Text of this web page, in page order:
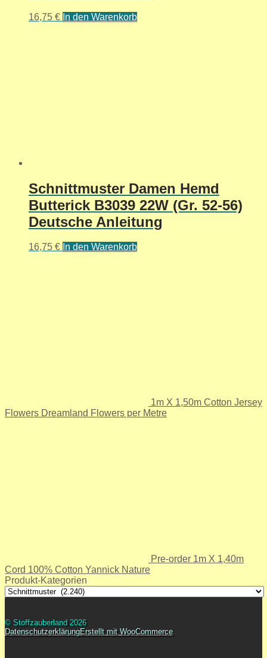
16,75 € In den Warenkorb
Schnittmuster Damen Hemd
Butterick B3039 22W (Gr. 52-56)
Deutsche Anleitung
16,75 € In den Warenkorb
1m X 1,50m Cotton Jersey
Flowers Dreamland Flowers per Metre
Pre-order 1m X 1,40m
Cord 100% Cotton Yannick Nature
Produkt-Kategorien
© Stoffzauberland 2026
DatenschutzerklärungErstellt mit WooCommerce.